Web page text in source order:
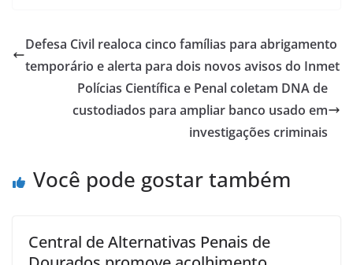
Defesa Civil realoca cinco famílias para abrigamento
temporário e alerta para dois novos avisos do Inmet
Polícias Científica e Penal coletam DNA de
custodiados para ampliar banco usado em
investigações criminais
Você pode gostar também
Central de Alternativas Penais de